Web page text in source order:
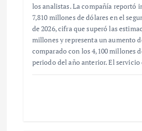
los analistas. La compañía reportó
7,810 millones de dólares en el
de 2026, cifra que superó las
millones y representa un aumento
comparado con los 4,100 millones
periodo del año anterior. El